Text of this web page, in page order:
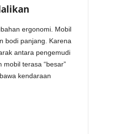
ergonomi. Mobil
bodi panjang. Karena
antara pengemudi
terasa “besar”
kendaraan